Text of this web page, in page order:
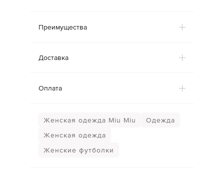
Преимущества
Доставка
Оплата
Женская одежда Miu Miu
Одежда
Женская одежда
Женские футболки